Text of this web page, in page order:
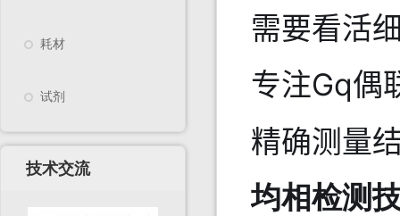
耗材
试剂
技术交流
需要看活
专注Gq偶
精确测量
均相检测